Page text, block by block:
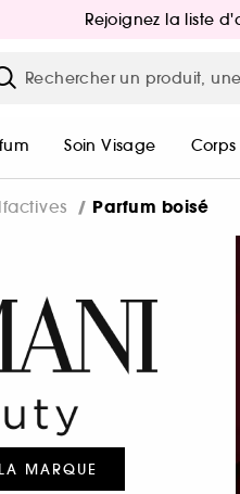
Rejoignez la liste
Soin Visage Corps
Parfum boisé
MARQUE